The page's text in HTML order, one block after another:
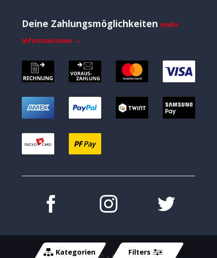
Kategorien Filters
Deine Zahlungsmöglichkeiten mehr
Informationen →